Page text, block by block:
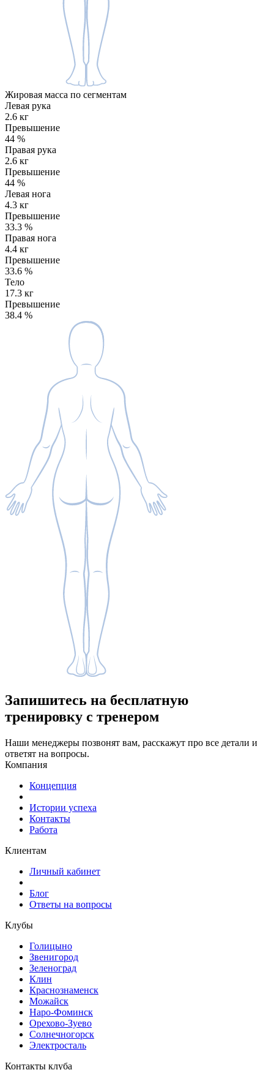
Жировая масса по сегментам
Левая рука
2.6 кг
Превышение
44 %
Правая рука
2.6 кг
Превышение
44 %
Левая нога
4.3 кг
Превышение
33.3 %
Правая нога
4.4 кг
Превышение
33.6 %
Тело
17.3 кг
Превышение
38.4 %
Запишитесь на бесплатную
тренировку с тренером
Наши менеджеры позвонят вам, расскажут про все детали и
ответят на вопросы.
Компания
Концепция
Истории успеха
Контакты
Работа
Клиентам
Личный кабинет
Блог
Ответы на вопросы
Клубы
Голицыно
Звенигород
Зеленоград
Клин
Краснознаменск
Можайск
Наро-Фоминск
Орехово-Зуево
Солнечногорск
Электросталь
Контакты клуба